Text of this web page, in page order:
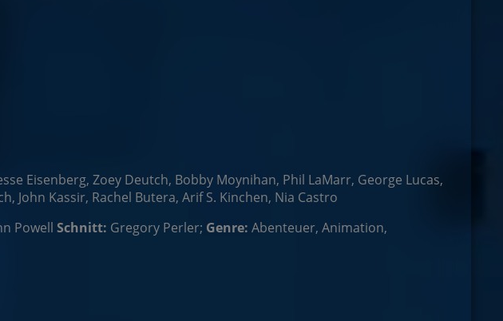
Eisenberg, Zoey Deutch, Bobby Moynihan, Phil LaMarr, George Lucas,
John Kassir, Rachel Butera, Arif S. Kinchen, Nia Castro
Powell Schnitt: Gregory Perler; Genre: Abenteuer, Animation,